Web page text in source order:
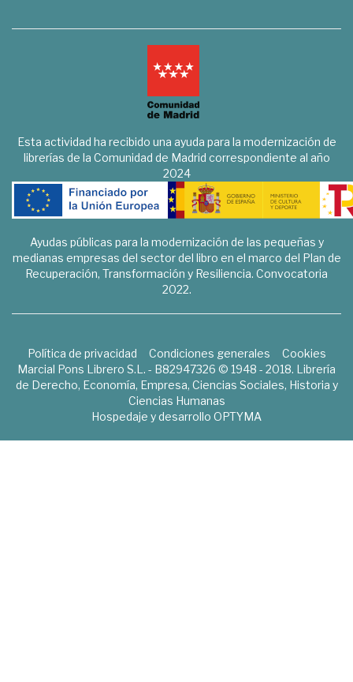
Esta actividad ha recibido una ayuda para la modernización de
librerías de la Comunidad de Madrid correspondiente al año
2024
Ayudas públicas para la modernización de las pequeñas y
medianas empresas del sector del libro en el marco del Plan de
Recuperación, Transformación y Resiliencia. Convocatoria
2022.
Política de privacidad Condiciones generales
Cookies
Marcial Pons Librero S.L. - B82947326 © 1948 - 2018. Librería
de Derecho, Economía, Empresa, Ciencias Sociales, Historia y
Ciencias Humanas
Hospedaje y desarrollo OPTYMA